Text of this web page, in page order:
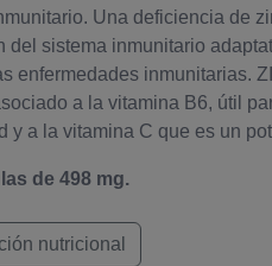
Una deficiencia de
del sistema inmunitario
enfermedades inmunitarias.
a la vitamina B6, útil
y a la vitamina C que es un
de 498 mg.
nutricional